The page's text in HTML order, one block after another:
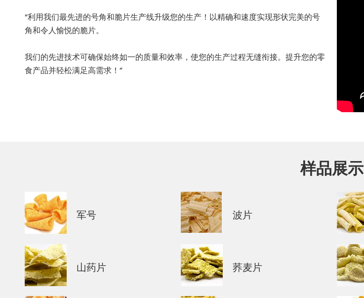
“利用我们最先进的号角和脆片生产线升级您的生产！以精确和速度实现形状完美的号
角和令人愉悦的脆片。
我们的先进技术可确保始终如一的质量和效率，使您的生产过程无缝衔接。提升您的零
食产品并轻松满足高需求！”
样品展示
军号 波片
山药片 荞麦片